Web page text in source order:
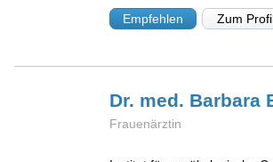
Empfehlen Zum
Dr. med. Barbara
Frauenärztin